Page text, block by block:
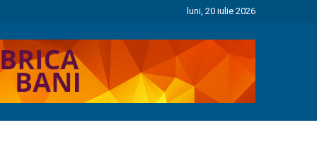
luni, 20 iulie 2026